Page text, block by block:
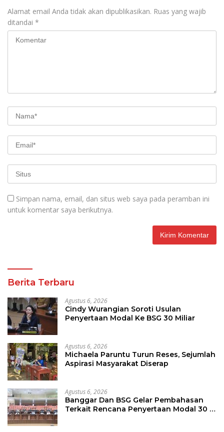
Alamat email Anda tidak akan dipublikasikan. Ruas yang wajib
ditandai *
Simpan nama, email, dan situs web saya pada peramban ini
untuk komentar saya berikutnya.
Berita Terbaru
Agustus 6, 2026
Cindy Wurangian Soroti Usulan
Penyertaan Modal Ke BSG 30 Miliar
Agustus 6, 2026
Michaela Paruntu Turun Reses, Sejumlah
Aspirasi Masyarakat Diserap
Agustus 6, 2026
Banggar Dan BSG Gelar Pembahasan
Terkait Rencana Penyertaan Modal 30 M